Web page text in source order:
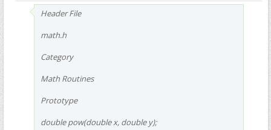
Header File
math.h
Category
Math Routines
Prototype
double pow(double x, double y);